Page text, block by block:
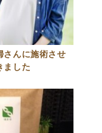
さんに施術させ
ました